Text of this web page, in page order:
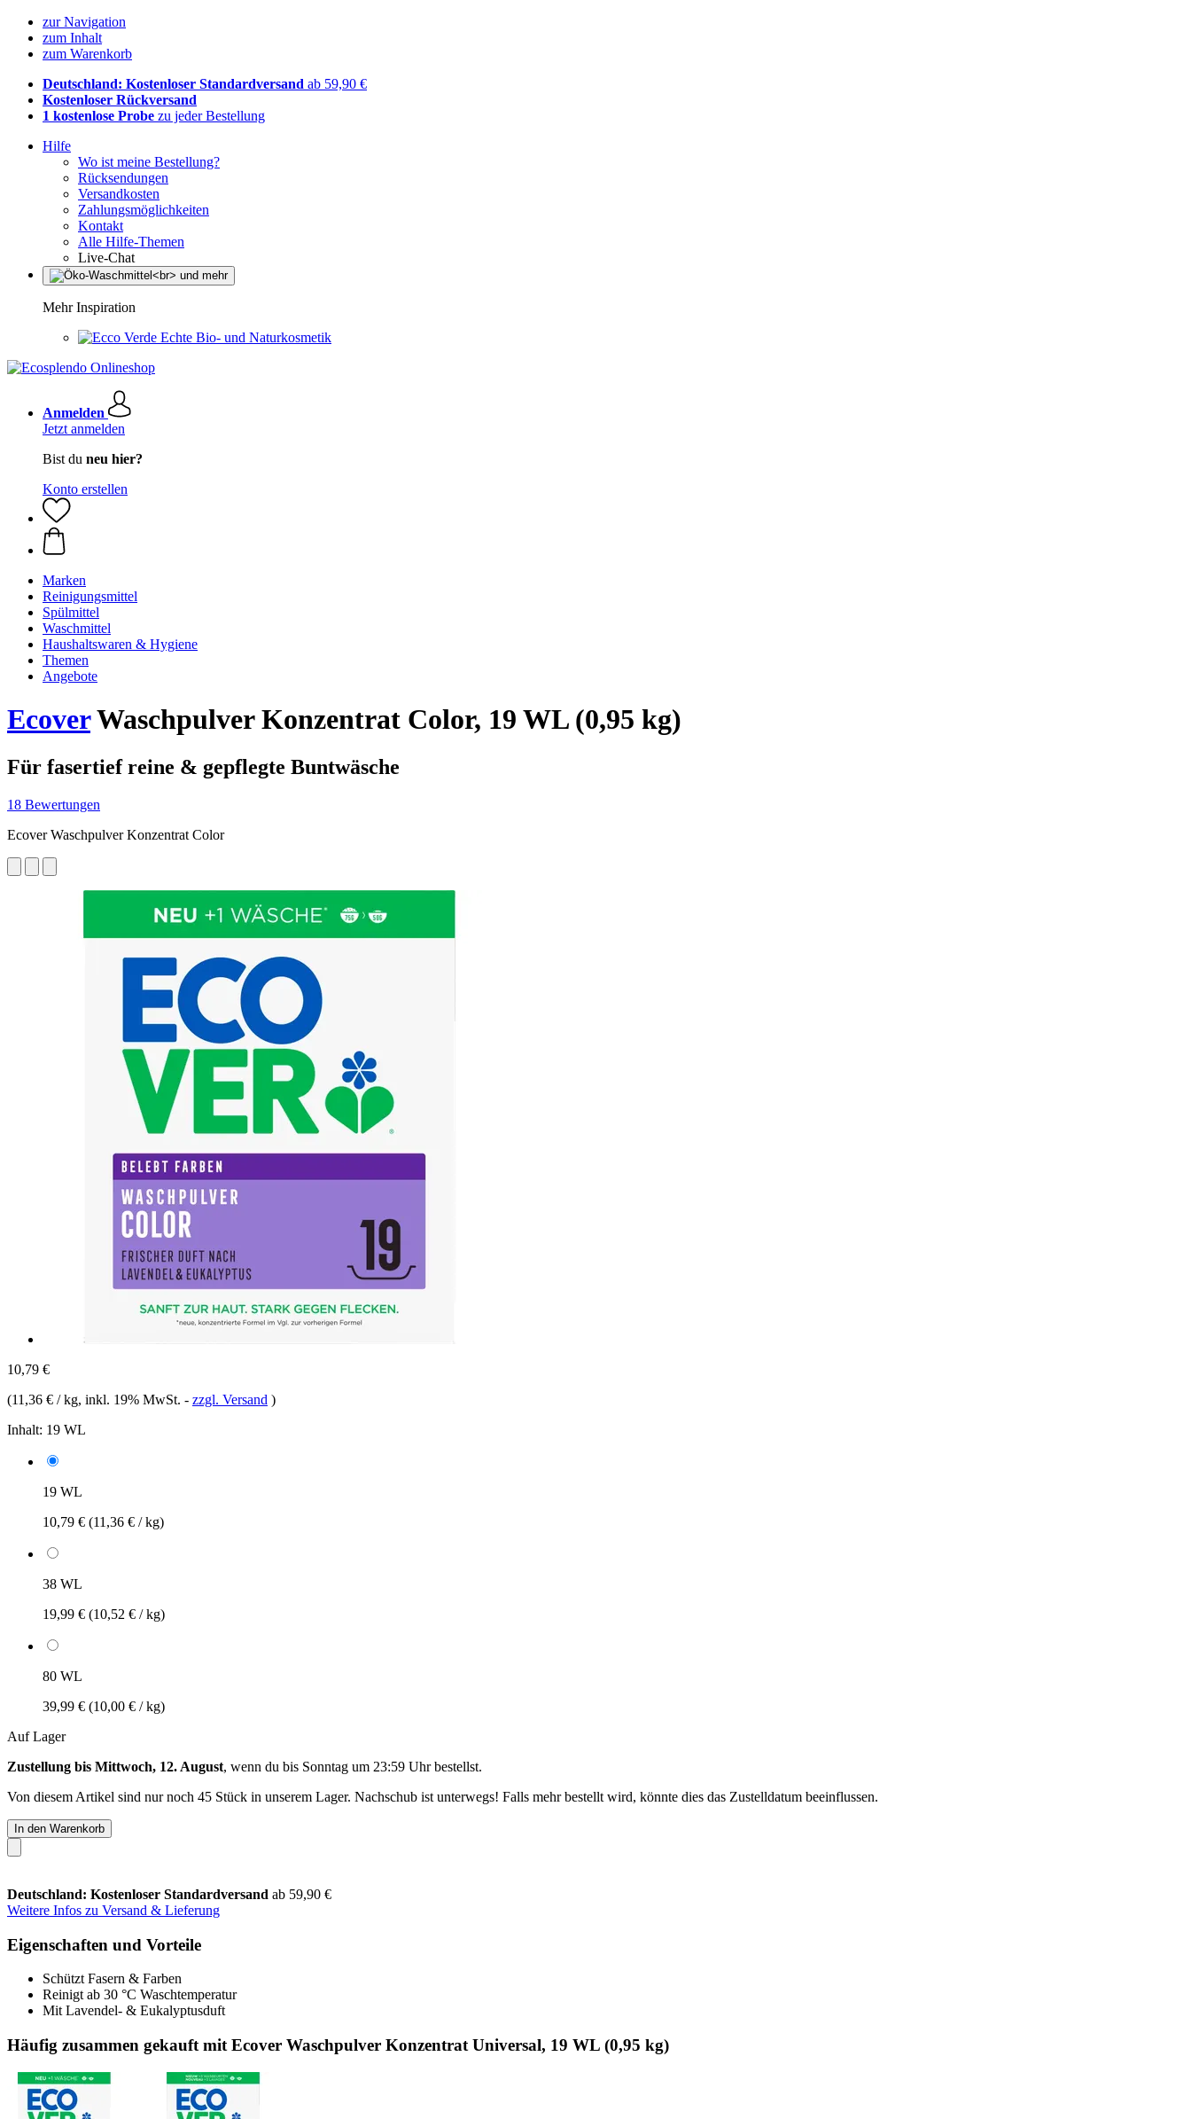
zur Navigation
zum Inhalt
zum Warenkorb
Deutschland: Kostenloser Standardversand ab 59,90 €
Kostenloser Rückversand
1 kostenlose Probe zu jeder Bestellung
Hilfe
Wo ist meine Bestellung?
Rücksendungen
Versandkosten
Zahlungsmöglichkeiten
Kontakt
Alle Hilfe-Themen
Live-Chat
Mehr Inspiration
Echte Bio- und Naturkosmetik
Anmelden
Jetzt anmelden
Bist du neu hier?
Konto erstellen
Marken
Reinigungsmittel
Spülmittel
Waschmittel
Haushaltswaren & Hygiene
Themen
Angebote
EcoverWaschpulver Konzentrat Color, 19 WL (0,95 kg)
Für fasertief reine & gepflegte Buntwäsche
18 Bewertungen
Ecover Waschpulver Konzentrat Color
10,79 €
(11,36 € / kg, inkl. 19% MwSt. - zzgl. Versand )
Inhalt: 19 WL
19 WL
10,79 € (11,36 € / kg)
38 WL
19,99 € (10,52 € / kg)
80 WL
39,99 € (10,00 € / kg)
Auf Lager
Zustellung bis Mittwoch, 12. August, wenn du bis Sonntag um 23:59 Uhrbestellst.
Von diesem Artikel sind nur noch 45 Stück in unserem Lager. Nachschub ist unterwegs! Falls mehr bestellt wird, könnte dies das Zustelldatum beeinflussen.
In den Warenkorb
Deutschland: Kostenloser Standardversand ab 59,90 €
Weitere Infos zu Versand & Lieferung
Eigenschaften und Vorteile
Schützt Fasern & Farben
Reinigt ab 30 °C Waschtemperatur
Mit Lavendel- & Eukalyptusduft
Häufig zusammen gekauft mit Ecover Waschpulver Konzentrat Universal, 19 WL (0,95 kg)